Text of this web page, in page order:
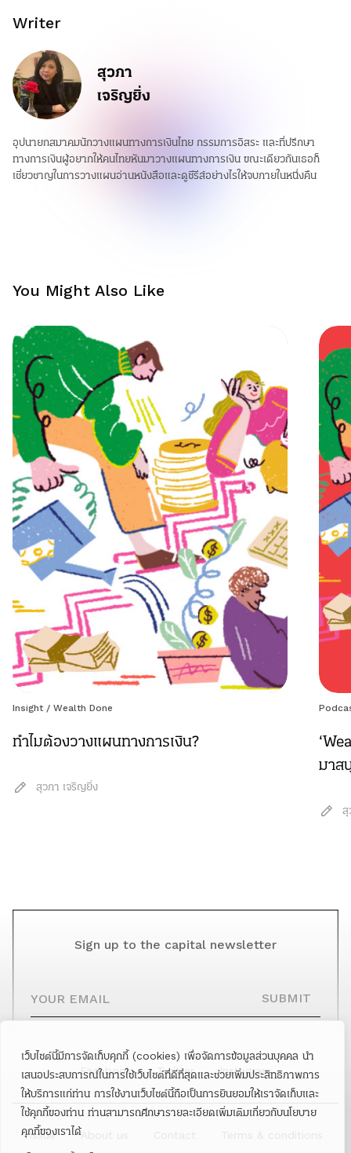
เว็บไซต์นี้มีการจัดเก็บคุกกี้ (cookies) เพื่อจัดการข้อมูลส่วนบุคคล นำ
เสนอประสบการณ์ในการใช้เว็บไซต์ที่ดีที่สุดและช่วยเพิ่มประสิทธิภาพการ
ให้บริการแก่ท่าน การใช้งานเว็บไซต์นี้ถือเป็นการยินยอมให้เราจัดเก็บและ
ใช้คุกกี้ของท่าน ท่านสามารถศึกษารายละเอียดเพิ่มเติมเกี่ยวกับนโยบาย
คุกกี้ของเราได้
Writer
สุวภา
เจริญยิ่ง
อุปนายกสมาคมนักวางแผนทางการเงินไทย กรรมการอิสระ และที่ปรึกษา
ทางการเงินผู้อยากให้คนไทยหันมาวางแผนทางการเงิน ขณะเดียวกันเธอก็
เชี่ยวชาญในการวางแผนอ่านหนังสือและดูซีรีส์อย่างไรให้จบภายในหนึ่งคืน
You Might Also Like
Insight / Wealth Done
ทำไมต้องวางแผนทางการเงิน?
สุวภา เจริญยิ่ง
มาส
สุ
Sign up to the capital newsletter
SUBMIT
Facebook Twitter Instagram
Issue About us